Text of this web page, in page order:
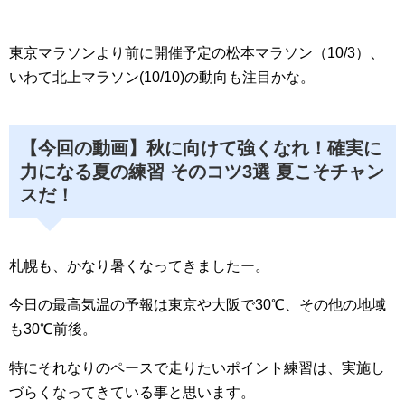
東京マラソンより前に開催予定の松本マラソン（10/3）、
いわて北上マラソン(10/10)の動向も注目かな。
【今回の動画】秋に向けて強くなれ！確実に
力になる夏の練習 そのコツ3選 夏こそチャン
スだ！
札幌も、かなり暑くなってきましたー。
今日の最高気温の予報は東京や大阪で30℃、その他の地域
も30℃前後。
特にそれなりのペースで走りたいポイント練習は、実施し
づらくなってきている事と思います。